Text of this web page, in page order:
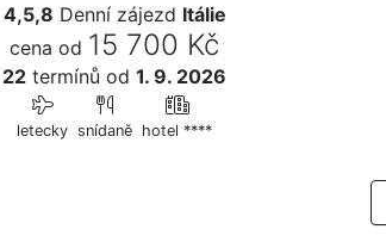
4,5,8 Denní zájezd Itálie
cena od 15 700 Kč
22 termínů od 1. 9. 2026
letecky snídaně hotel ****